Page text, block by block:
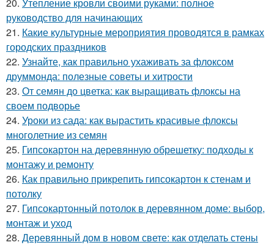
руководство для начинающих
21. Какие культурные мероприятия проводятся в рамках
городских праздников
22. Узнайте, как правильно ухаживать за флоксом
друммонда: полезные советы и хитрости
23. От семян до цветка: как выращивать флоксы на
своем подворье
24. Уроки из сада: как вырастить красивые флоксы
многолетние из семян
25. Гипсокартон на деревянную обрешетку: подходы к
монтажу и ремонту
26. Как правильно прикрепить гипсокартон к стенам и
потолку
27. Гипсокартонный потолок в деревянном доме: выбор,
монтаж и уход
28. Деревянный дом в новом свете: как отделать стены